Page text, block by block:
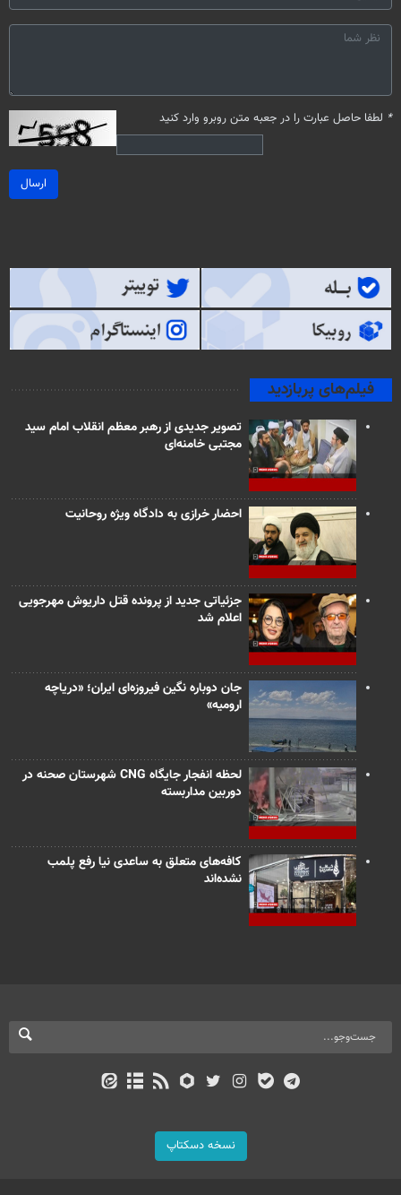
* لطفا حاصل عبارت را در جعبه متن روبرو وارد کنید
ارسال
فیلم‌های پربازدید
تصویر جدیدی از رهبر معظم انقلاب امام سید
مجتبی خامنه‌ای
احضار خرازی به دادگاه ویژه روحانیت
جزئیاتی جدید از پرونده قتل داریوش مهرجویی
اعلام شد
جان دوباره نگین فیروزه‌ای ایران؛ «دریاچه
ارومیه»
لحظه انفجار جایگاه CNG شهرستان صحنه در
دوربین مداربسته
کافه‌های متعلق به ساعدی نیا رفع پلمب
نشده‌اند
نسخه دسکتاپ